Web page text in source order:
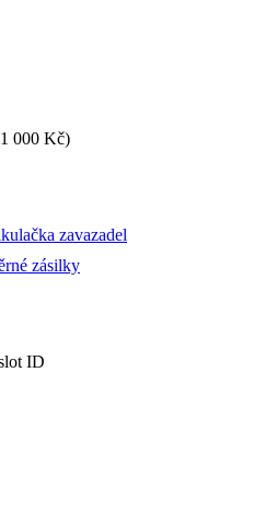
000 Kč)
zavazadel
zásilky
ID